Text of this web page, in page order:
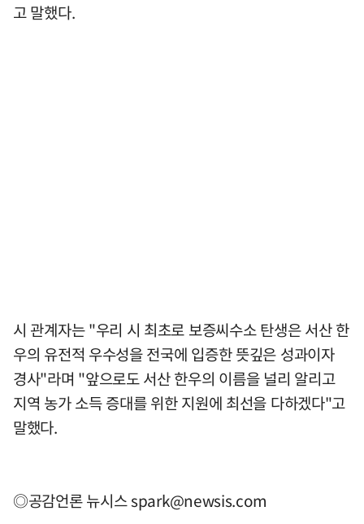
고 말했다.
시 관계자는 "우리 시 최초로 보증씨수소 탄생은 서산 한
우의 유전적 우수성을 전국에 입증한 뜻깊은 성과이자
경사"라며 "앞으로도 서산 한우의 이름을 널리 알리고
지역 농가 소득 증대를 위한 지원에 최선을 다하겠다"고
말했다.
◎공감언론 뉴시스spark@newsis.com